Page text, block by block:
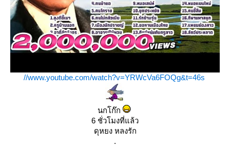
//www.youtube.com/watch?v=YRWcVa6FOQg&t=46s
นกโก๊ก
6 ชั่วโมงที่แล้ว
ดุหยง หลงรัก
.